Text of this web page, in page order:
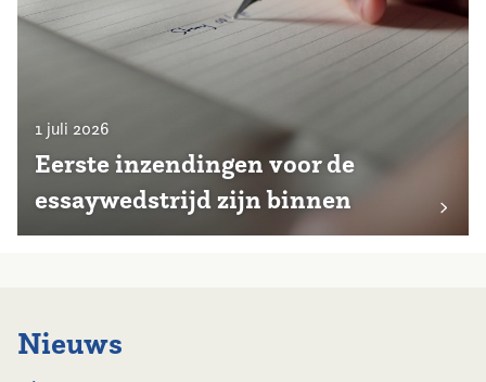
1 juli 2026
Eerste inzendingen voor de
essaywedstrijd zijn binnen
Nieuws